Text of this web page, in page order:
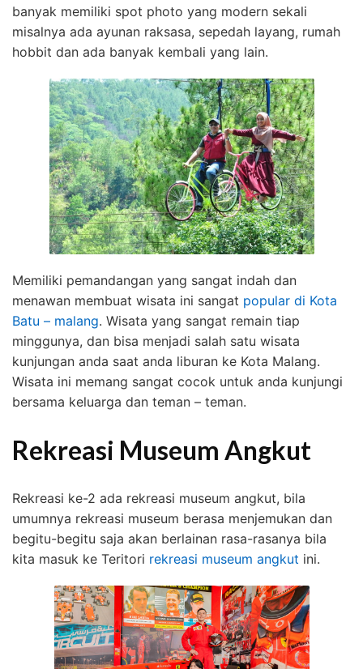
banyak memiliki spot photo yang modern sekali
misalnya ada ayunan raksasa, sepedah layang, rumah
hobbit dan ada banyak kembali yang lain.
Memiliki pemandangan yang sangat indah dan
menawan membuat wisata ini sangat popular di Kota
Batu – malang. Wisata yang sangat remain tiap
minggunya, dan bisa menjadi salah satu wisata
kunjungan anda saat anda liburan ke Kota Malang.
Wisata ini memang sangat cocok untuk anda kunjungi
bersama keluarga dan teman – teman.
Rekreasi Museum Angkut
Rekreasi ke-2 ada rekreasi museum angkut, bila
umumnya rekreasi museum berasa menjemukan dan
begitu-begitu saja akan berlainan rasa-rasanya bila
kita masuk ke Teritori rekreasi museum angkut ini.